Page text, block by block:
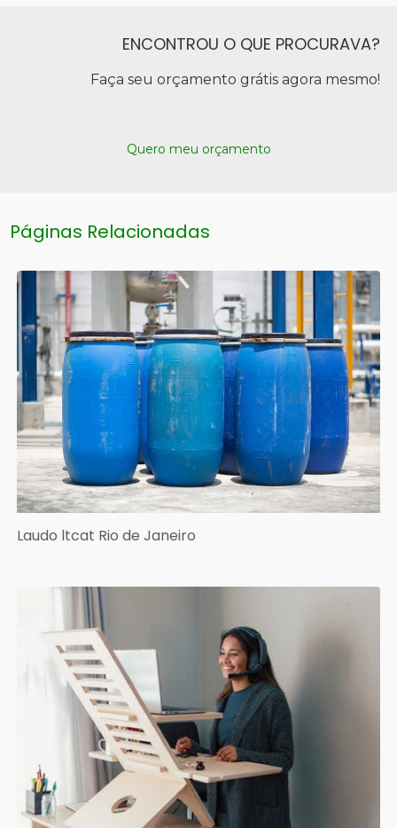
ENCONTROU O QUE PROCURAVA?
Faça seu orçamento grátis agora mesmo!
Quero meu orçamento
Páginas Relacionadas
Laudo ltcat Rio de Janeiro